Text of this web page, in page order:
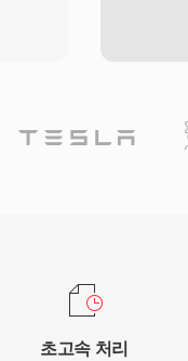
초고속 처리